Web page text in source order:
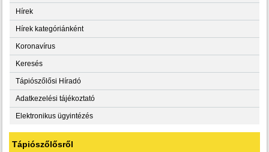
Hírek
Hírek kategóriánként
Koronavírus
Keresés
Tápiószőlősi Híradó
Adatkezelési tájékoztató
Elektronikus ügyintézés
Tápiószőlősről